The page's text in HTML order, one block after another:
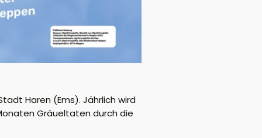
Haren (Ems). Jährlich wird
Gräueltaten durch die